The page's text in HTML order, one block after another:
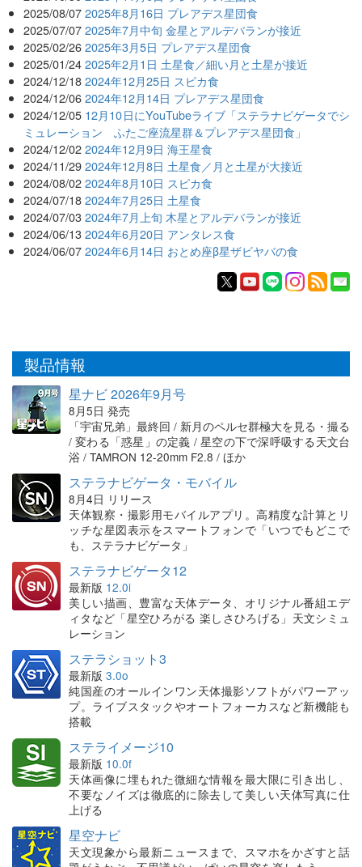
2025/08/07 2025年8月16日 プレアデス星団食
2025/07/07 2025年7月中旬 金星とアルデバランが接近
2025/02/26 2025年3月5日 プレアデス星団食
2025/01/24 2025年2月1日 土星食／細い月と土星が接近
2024/12/18 2024年12月25日 スピカ食
2024/12/06 2024年12月14日 プレアデス星団食
2024/12/05 12月10日にYouTubeライブ「ステラナビゲータでシ
ミュレーション ふたご座流星群＆プレアデス星団食」
2024/12/02 2024年12月9日 海王星食
2024/11/29 2024年12月8日 土星食／月と土星が大接近
2024/08/02 2024年8月10日 スピカ食
2024/07/18 2024年7月25日 土星食
2024/07/03 2024年7月上旬 木星とアルデバランが接近
2024/06/13 2024年6月20日 アンタレス食
2024/06/07 2024年6月14日 おとめ座β星ザビヤバの食
製品情報
星ナビ 2026年9月号
8月5日 発売
「宇宙兄弟」最終回 / 新月のペルセ群極大を見る・撮る
/ 変わる「惑星」の定義 / 星空の下で深呼吸する天文台
浴 / TAMRON 12-20mm F2.8 / ほか
ステラナビゲータ・モバイル
8月4日 リリース
天体観察・撮影用モバイルアプリ。高精度な計算とリ
ッチな星図表示をスマートフォンで「いつでもどこで
も、ステラナビゲータ」
ステラナビゲータ12
最新版 12.0i
美しい描画、豊富な天体データ、オリジナル番組エデ
ィタなど「星空ひろがる 楽しさひろげる」天文シミュ
レーション
ステラショット3
最新版 3.0o
純国産のオールインワン天体撮影ソフトがパワーアッ
プ。ライブスタックやオートフォーカスなど新機能も
搭載
ステライメージ10
最新版 10.0f
天体画像に埋もれた微細な情報を最大限に引き出し、
不要なノイズは徹底的に除去して美しい天体写真に仕
上げる
星空ナビ
天文現象から最新ニュースまで、スマホをかざすと話